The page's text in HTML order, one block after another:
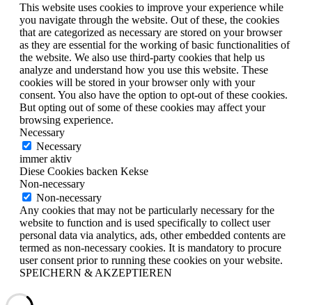
This website uses cookies to improve your experience while
you navigate through the website. Out of these, the cookies
that are categorized as necessary are stored on your browser
as they are essential for the working of basic functionalities of
the website. We also use third-party cookies that help us
analyze and understand how you use this website. These
cookies will be stored in your browser only with your
consent. You also have the option to opt-out of these cookies.
But opting out of some of these cookies may affect your
browsing experience.
Necessary
Necessary
immer aktiv
Diese Cookies backen Kekse
Non-necessary
Non-necessary
Any cookies that may not be particularly necessary for the
website to function and is used specifically to collect user
personal data via analytics, ads, other embedded contents are
termed as non-necessary cookies. It is mandatory to procure
user consent prior to running these cookies on your website.
SPEICHERN & AKZEPTIEREN